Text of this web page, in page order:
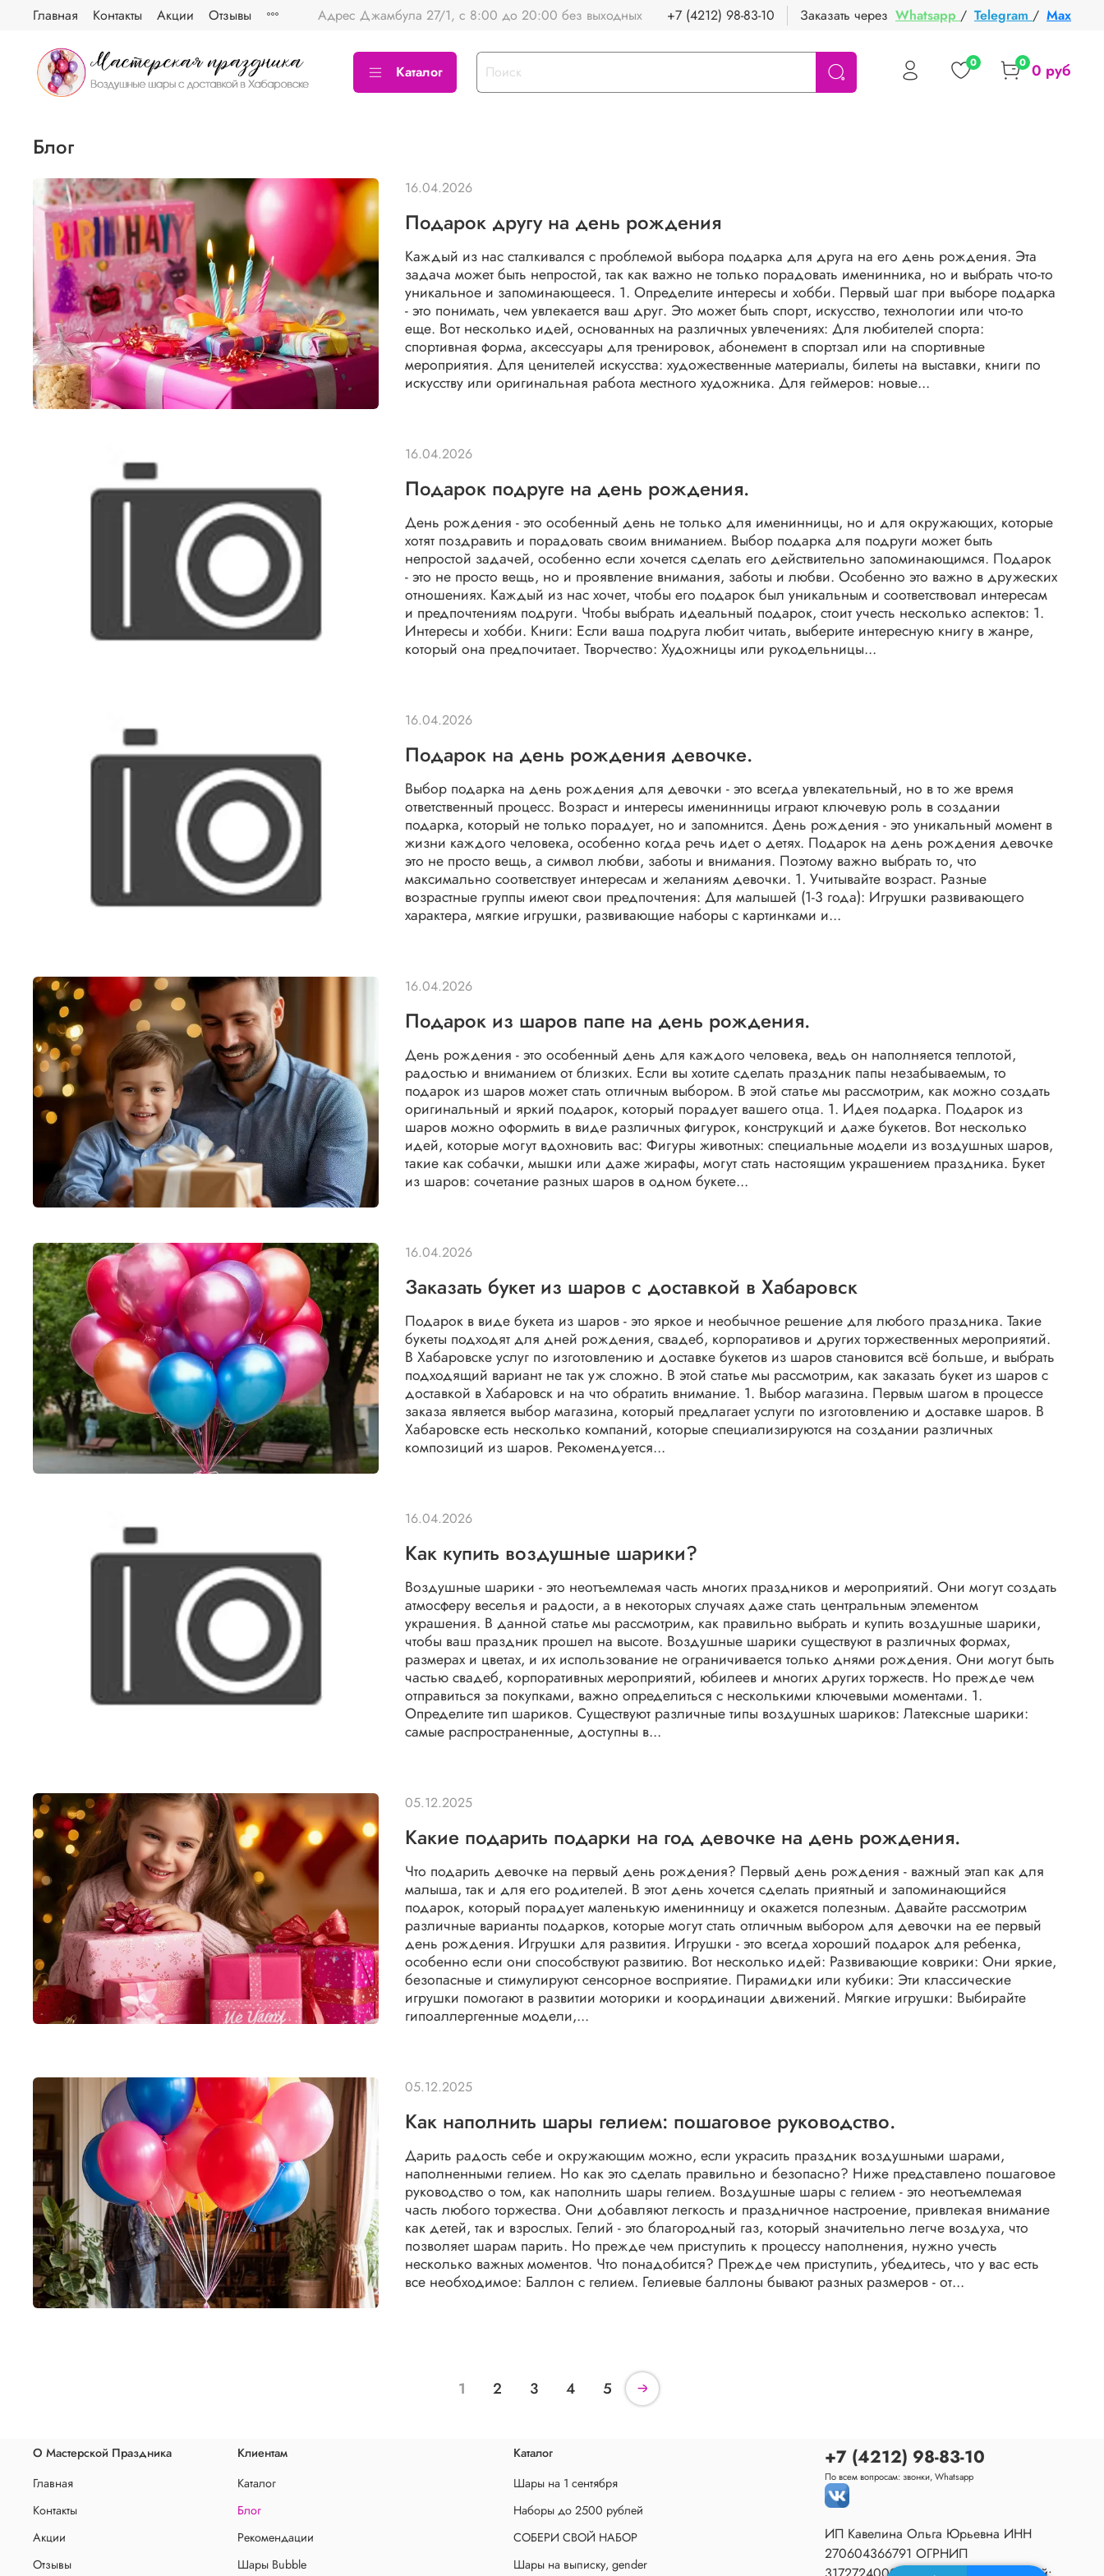
Главная Контакты Акции Отзывы Адрес Джамбула 27/1, с 8:00 до 20:00 без выходных +7 (4212) 98-83-10 Заказать через Whatsapp / Telegram / Max
Каталог 0 0 0 руб
Блог
Подарок другу на день рождения
Каждый из нас сталкивался с проблемой выбора подарка для друга на его день рождения. Эта
задача может быть непростой, так как важно не только порадовать именинника, но и выбрать что-то
уникальное и запоминающееся. 1. Определите интересы и хобби. Первый шаг при выборе подарка
- это понимать, чем увлекается ваш друг. Это может быть спорт, искусство, технологии или что-то
еще. Вот несколько идей, основанных на различных увлечениях: Для любителей спорта:
спортивная форма, аксессуары для тренировок, абонемент в спортзал или на спортивные
мероприятия. Для ценителей искусства: художественные материалы, билеты на выставки, книги по
искусству или оригинальная работа местного художника. Для геймеров: новые...
16.04.2026
Подарок подруге на день рождения.
День рождения - это особенный день не только для именинницы, но и для окружающих, которые
хотят поздравить и порадовать своим вниманием. Выбор подарка для подруги может быть
непростой задачей, особенно если хочется сделать его действительно запоминающимся. Подарок
- это не просто вещь, но и проявление внимания, заботы и любви. Особенно это важно в дружеских
отношениях. Каждый из нас хочет, чтобы его подарок был уникальным и соответствовал интересам
и предпочтениям подруги. Чтобы выбрать идеальный подарок, стоит учесть несколько аспектов: 1.
Интересы и хобби. Книги: Если ваша подруга любит читать, выберите интересную книгу в жанре,
который она предпочитает. Творчество: Художницы или рукодельницы...
16.04.2026
Подарок на день рождения девочке.
Выбор подарка на день рождения для девочки - это всегда увлекательный, но в то же время
ответственный процесс. Возраст и интересы именинницы играют ключевую роль в создании
подарка, который не только порадует, но и запомнится. День рождения - это уникальный момент в
жизни каждого человека, особенно когда речь идет о детях. Подарок на день рождения девочке
это не просто вещь, а символ любви, заботы и внимания. Поэтому важно выбрать то, что
максимально соответствует интересам и желаниям девочки. 1. Учитывайте возраст. Разные
возрастные группы имеют свои предпочтения: Для малышей (1-3 года): Игрушки развивающего
характера, мягкие игрушки, развивающие наборы с картинками и...
16.04.2026
Подарок из шаров папе на день рождения.
День рождения - это особенный день для каждого человека, ведь он наполняется теплотой,
радостью и вниманием от близких. Если вы хотите сделать праздник папы незабываемым, то
подарок из шаров может стать отличным выбором. В этой статье мы рассмотрим, как можно создать
оригинальный и яркий подарок, который порадует вашего отца. 1. Идея подарка. Подарок из
шаров можно оформить в виде различных фигурок, конструкций и даже букетов. Вот несколько
идей, которые могут вдохновить вас: Фигуры животных: специальные модели из воздушных шаров,
такие как собачки, мышки или даже жирафы, могут стать настоящим украшением праздника. Букет
из шаров: сочетание разных шаров в одном букете...
16.04.2026
Заказать букет из шаров с доставкой в Хабаровск
Подарок в виде букета из шаров - это яркое и необычное решение для любого праздника. Такие
букеты подходят для дней рождения, свадеб, корпоративов и других торжественных мероприятий.
В Хабаровске услуг по изготовлению и доставке букетов из шаров становится всё больше, и выбрать
подходящий вариант не так уж сложно. В этой статье мы рассмотрим, как заказать букет из шаров с
доставкой в Хабаровск и на что обратить внимание. 1. Выбор магазина. Первым шагом в процессе
заказа является выбор магазина, который предлагает услуги по изготовлению и доставке шаров. В
Хабаровске есть несколько компаний, которые специализируются на создании различных
композиций из шаров. Рекомендуется...
16.04.2026
Как купить воздушные шарики?
Воздушные шарики - это неотъемлемая часть многих праздников и мероприятий. Они могут создать
атмосферу веселья и радости, а в некоторых случаях даже стать центральным элементом
украшения. В данной статье мы рассмотрим, как правильно выбрать и купить воздушные шарики,
чтобы ваш праздник прошел на высоте. Воздушные шарики существуют в различных формах,
размерах и цветах, и их использование не ограничивается только днями рождения. Они могут быть
частью свадеб, корпоративных мероприятий, юбилеев и многих других торжеств. Но прежде чем
отправиться за покупками, важно определиться с несколькими ключевыми моментами. 1.
Определите тип шариков. Существуют различные типы воздушных шариков: Латексные шарики:
самые распространенные, доступны в...
16.04.2026
Какие подарить подарки на год девочке на день рождения.
Что подарить девочке на первый день рождения? Первый день рождения - важный этап как для
малыша, так и для его родителей. В этот день хочется сделать приятный и запоминающийся
подарок, который порадует маленькую именинницу и окажется полезным. Давайте рассмотрим
различные варианты подарков, которые могут стать отличным выбором для девочки на ее первый
день рождения. Игрушки для развития. Игрушки - это всегда хороший подарок для ребенка,
особенно если они способствуют развитию. Вот несколько идей: Развивающие коврики: Они яркие,
безопасные и стимулируют сенсорное восприятие. Пирамидки или кубики: Эти классические
игрушки помогают в развитии моторики и координации движений. Мягкие игрушки: Выбирайте
гипоаллергенные модели,...
05.12.2025
Как наполнить шары гелием: пошаговое руководство.
Дарить радость себе и окружающим можно, если украсить праздник воздушными шарами,
наполненными гелием. Но как это сделать правильно и безопасно? Ниже представлено пошаговое
руководство о том, как наполнить шары гелием. Воздушные шары с гелием - это неотъемлемая
часть любого торжества. Они добавляют легкость и праздничное настроение, привлекая внимание
как детей, так и взрослых. Гелий - это благородный газ, который значительно легче воздуха, что
позволяет шарам парить. Но прежде чем приступить к процессу наполнения, нужно учесть
несколько важных моментов. Что понадобится? Прежде чем приступить, убедитесь, что у вас есть
все необходимое: Баллон с гелием. Гелиевые баллоны бывают разных размеров - от...
05.12.2025
1 2 3 4 5
О Мастерской Праздника
Главная
Контакты
Акции
Отзывы
Клиентам
Каталог
Блог
Рекомендации
Шары Bubble
Каталог
Шары на 1 сентября
Наборы до 2500 рублей
СОБЕРИ СВОЙ НАБОР
Шары на выписку, gender
+7 (4212) 98-83-10
По всем вопросам: звонки, Whatsapp
ИП Кавелина Ольга Юрьевна ИНН
270604366791 ОГРНИП